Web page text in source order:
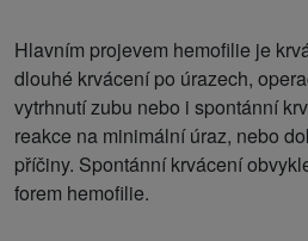
Hlavním projevem hemofilie je
dlouhé krvácení po úrazech,
vytrhnutí zubu nebo i spontánní
reakce na minimální úraz, nebo
příčiny. Spontánní krvácení
forem hemofilie.